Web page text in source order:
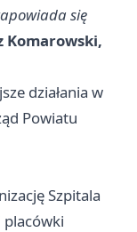
się
Komarowski,
działania w
Powiatu
Szpitala
placówki